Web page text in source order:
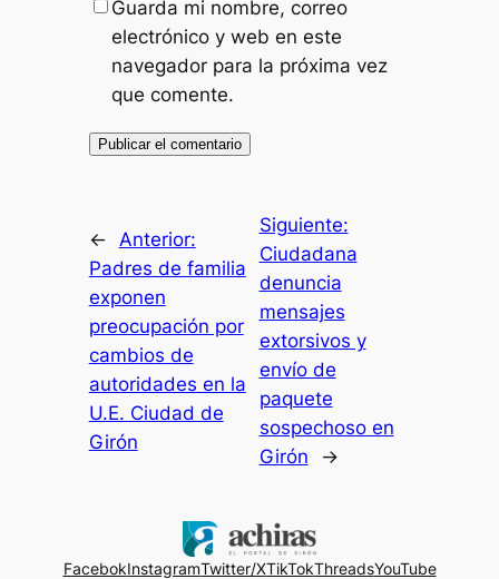
Guarda mi nombre, correo
electrónico y web en este
navegador para la próxima vez
que comente.
← Anterior:
Padres de familia
exponen
preocupación por
cambios de
autoridades en la
U.E. Ciudad de
Girón
Siguiente:
Ciudadana
denuncia
mensajes
extorsivos y
envío de
paquete
sospechoso en
Girón
→
FacebokInstagramTwitter/XTikTokThreadsYouTube